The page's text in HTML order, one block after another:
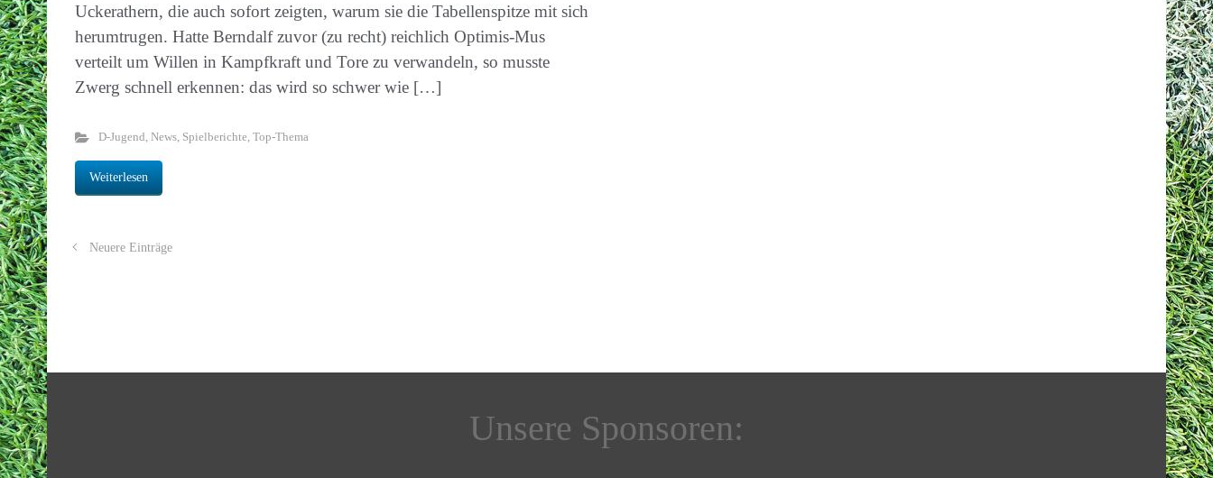
Uckerathern, die auch sofort zeigten, warum sie die Tabellenspitze mit sich
herumtrugen. Hatte Berndalf zuvor (zu recht) reichlich Optimis-Mus
verteilt um Willen in Kampfkraft und Tore zu verwandeln, so musste
Zwerg schnell erkennen: das wird so schwer wie […]
D-Jugend , News, Spielberichte, Top-Thema
Weiterlesen
Neuere Einträge
Unsere Sponsoren: